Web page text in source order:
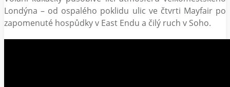
Londýna – od ospalého poklidu ulic ve čtvrti Mayfair po
zapomenuté hospůdky v East Endu a čilý ruch v Soho.